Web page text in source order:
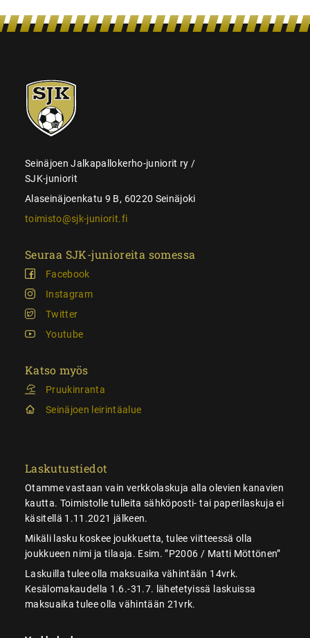
SJK-
juniorit
Seinäjoen Jalkapallokerho-juniorit ry /
SJK-juniorit
Alaseinäjoenkatu 9 B, 60220 Seinäjoki
toimisto@sjk-juniorit.fi
Seuraa SJK-junioreita somessa
Facebook
Instagram
Twitter
Youtube
Katso myös
Pruukinranta
Seinäjoen leirintäalue
Laskutustiedot
Otamme vastaan vain verkkolaskuja alla olevien kanavien
kautta. Toimistolle tulleita sähköposti- tai paperilaskuja ei
käsitellä 1.11.2021 jälkeen.
Mikäli lasku koskee joukkuetta, tulee viitteessä olla
joukkueen nimi ja tilaaja. Esim. ”P2006 / Matti Möttönen”
Laskuilla tulee olla maksuaika vähintään 14vrk.
Kesälomakaudella 1.6.-31.7. lähetetyissä laskuissa
maksuaika tulee olla vähintään 21vrk.